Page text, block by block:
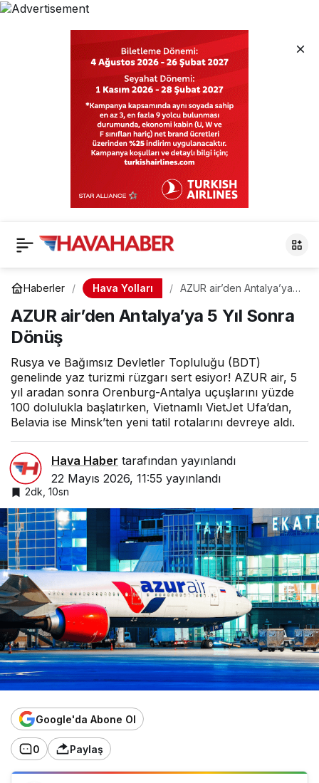
Haberler Hava Yolları
AZUR air’den Antalya’ya 5
AZUR air’den Antalya’ya 5 Yıl Sonra
Dönüş
Rusya ve Bağımsız Devletler Topluluğu (BDT)
genelinde yaz turizmi rüzgarı sert esiyor! AZUR air, 5
yıl aradan sonra Orenburg-Antalya uçuşlarını yüzde
100 dolulukla başlatırken, Vietnamlı VietJet Ufa’dan,
Belavia ise Minsk’ten yeni tatil rotalarını devreye aldı.
Hava Haber tarafından yayınlandı
22 Mayıs 2026, 11:55 yayınlandı
2dk, 10sn
Google'da Abone Ol
0 Paylaş